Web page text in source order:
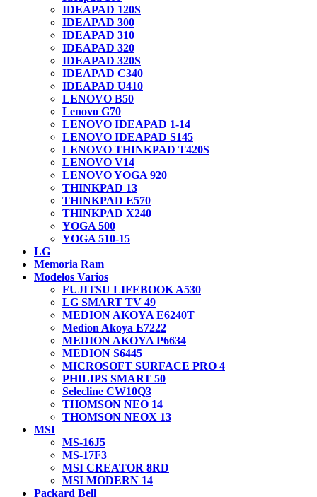
IDEAPAD 120S
IDEAPAD 300
IDEAPAD 310
IDEAPAD 320
IDEAPAD 320S
IDEAPAD C340
IDEAPAD U410
LENOVO B50
Lenovo G70
LENOVO IDEAPAD 1-14
LENOVO IDEAPAD S145
LENOVO THINKPAD T420S
LENOVO V14
LENOVO YOGA 920
THINKPAD 13
THINKPAD E570
THINKPAD X240
YOGA 500
YOGA 510-15
LG
Memoria Ram
Modelos Varios
FUJITSU LIFEBOOK A530
LG SMART TV 49
MEDION AKOYA E6240T
Medion Akoya E7222
MEDION AKOYA P6634
MEDION S6445
MICROSOFT SURFACE PRO 4
PHILIPS SMART 50
Selecline CW10Q3
THOMSON NEO 14
THOMSON NEOX 13
MSI
MS-16J5
MS-17F3
MSI CREATOR 8RD
MSI MODERN 14
Packard Bell